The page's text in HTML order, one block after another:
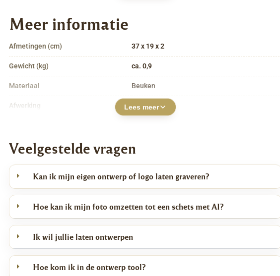
diep in het hout, zodat de plank een uniek en blijvend geschenk wordt. Liever geen
breiden tot een compleet geschenkpakket met luxe hapjes, een fles wijn, cadeaufolie, strik
gepersonaliseerde borrelplank die smaak, elegantie en herinnering combineert – hét
perfecte cadeau voor een nieuw huis.
Meer informatie
Afmetingen (cm) 37 x 19 x 2
Gewicht (kg) ca. 0,9
Materiaal Beuken
Afwerking Geolied
subtiel genoeg om sfeervol op tafel te zetten met kazen, vleeswaren, fruit of brood.
Beukenhout staat bekend om zijn stevigheid en duurzaamheid, waardoor deze plank niet
alleen lang meegaat, maar ook een natuurlijke, tijdloze uitstraling heeft die in elke
keukenstijl past. De geoliede afwerking accentueert de warme kleur en fijne nerf van het
hout.
Een praktisch detail is de sapgeul langs de rand, ideaal voor het serveren van vlees of
sappig fruit. Overtollig vocht wordt netjes opgevangen, zodat je aanrecht of tafel schoon
blijft en je voedsel hygiënisch gepresenteerd wordt.
Met het handige handvat verplaats je de plank gemakkelijk van keuken naar tafel.
Kortom: deze beukenhouten serveerplank is een stijlvolle, duurzame en praktische keuze
Lees meer
Veelgestelde vragen
Kan ik mijn eigen ontwerp of logo laten graveren?
Hoe kan ik mijn foto omzetten tot een schets met AI?
Ik wil jullie laten ontwerpen
Hoe kom ik in de ontwerp tool?